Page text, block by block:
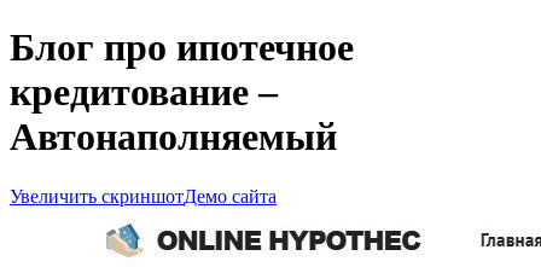
Блог про ипотечное
кредитование –
Автонаполняемый
Увеличить скриншотДемо сайта